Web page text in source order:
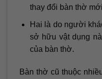
thay đổi bàn thờ
Hai là do người
sở hữu vật dụng
của bàn thờ.
Bàn thờ cũ thuộc